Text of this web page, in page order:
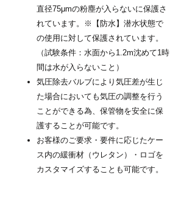
直径75μmの粉塵が入らないに保護さ
れています。※【防水】潜水状態で
の使用に対して保護されています。
（試験条件：水面から1.2m沈めて1時
間は水が入らないこと）
気圧除去バルブにより気圧差が生じ
た場合においても気圧の調整を行う
ことができる為、保管物を安全に保
護することが可能です。
お客様のご要求・要件に応じたケー
ス内の緩衝材（ウレタン）・ロゴを
カスタマイズすることも可能です。